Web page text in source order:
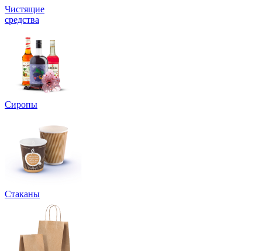
Чистящие
средства
Сиропы
Стаканы